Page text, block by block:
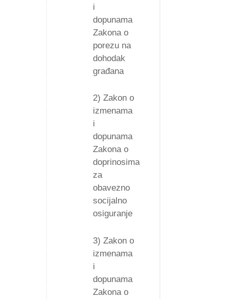
i
dopunama
Zakona o
porezu na
dohodak
građana
2) Zakon o
izmenama
i
dopunama
Zakona o
doprinosima
za
obavezno
socijalno
osiguranje
3) Zakon o
izmenama
i
dopunama
Zakona o